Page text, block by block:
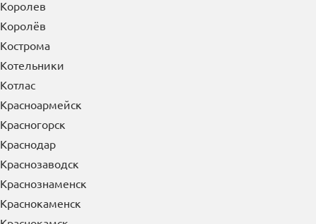
Комсомольск-на-Амуре
Копейск
Королев
Королёв
Кострома
Котельники
Котлас
Красноармейск
Красногорск
Краснодар
Краснозаводск